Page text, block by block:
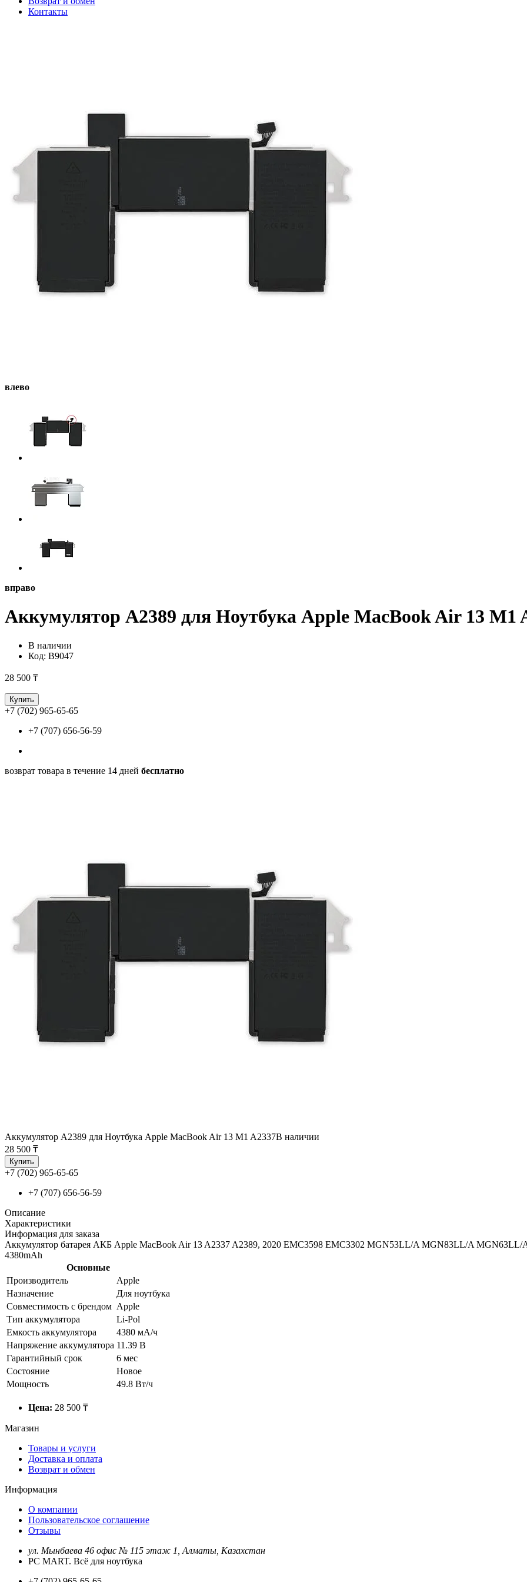
Контакты
влево
вправо
Аккумулятор A2389 для Ноутбука Apple MacBook Air 13 M1
В наличии
Код: B9047
28 500 ₸
Купить
+7 (702) 965-65-65
+7 (707) 656-56-59
возврат товара в течение 14 дней бесплатно
Аккумулятор A2389 для Ноутбука Apple MacBook Air 13 M1 A2337В наличии
28 500 ₸
Купить
+7 (702) 965-65-65
+7 (707) 656-56-59
Описание
Характеристики
Информация для заказа
Аккумулятор батарея АКБ Apple MacBook Air 13 A2337 A2389, 2020 EMC3598 EMC3302 MGN53LL/A MGN83LL/A
4380mAh
Основные
Производитель
Apple
Назначение
Для ноутбука
Совместимость с брендом Apple
Тип аккумулятора
Li-Pol
Емкость аккумулятора
4380 мА/ч
Напряжение аккумулятора 11.39 В
Гарантийный срок
6 мес
Состояние
Новое
Мощность
49.8 Вт/ч
Цена: 28 500 ₸
Магазин
Товары и услуги
Доставка и оплата
Возврат и обмен
Информация
О компании
Пользовательское соглашение
Отзывы
ул. Мынбаева 46 офис № 115 этаж 1, Алматы, Казахстан
PC MART. Всё для ноутбука